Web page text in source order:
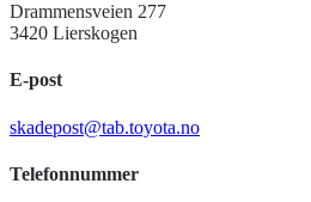
Drammensveien 277
3420 Lierskogen
E-post
skadepost@tab.toyota.no
Telefonnummer